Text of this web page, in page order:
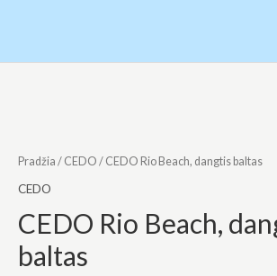
Pradžia / CEDO / CEDO Rio Beach, dangtis baltas
CEDO
CEDO Rio Beach,
baltas
Rio
Beach,
baltas